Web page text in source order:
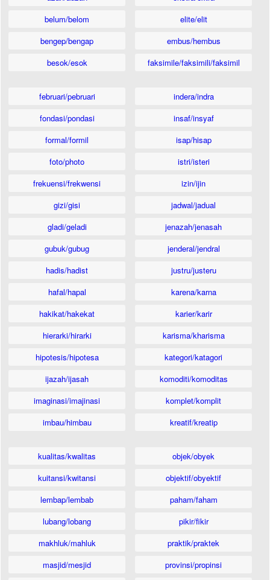
belum/belom
bengep/bengap
besok/esok
elite/elit
embus/hembus
faksimile/faksimili/faksimil
februari/pebruari
fondasi/pondasi
formal/formil
foto/photo
frekuensi/frekwensi
gizi/gisi
gladi/geladi
gubuk/gubug
hadis/hadist
hafal/hapal
hakikat/hakekat
hierarki/hirarki
hipotesis/hipotesa
ijazah/ijasah
imaginasi/imajinasi
imbau/himbau
indera/indra
insaf/insyaf
isap/hisap
istri/isteri
izin/ijin
jadwal/jadual
jenazah/jenasah
jenderal/jendral
justru/justeru
karena/karna
karier/karir
karisma/kharisma
kategori/katagori
komoditi/komoditas
komplet/komplit
kreatif/kreatip
kualitas/kwalitas
kuitansi/kwitansi
lembap/lembab
lubang/lobang
makhluk/mahluk
masjid/mesjid
objek/obyek
objektif/obyektif
paham/faham
pikir/fikir
praktik/praktek
provinsi/propinsi